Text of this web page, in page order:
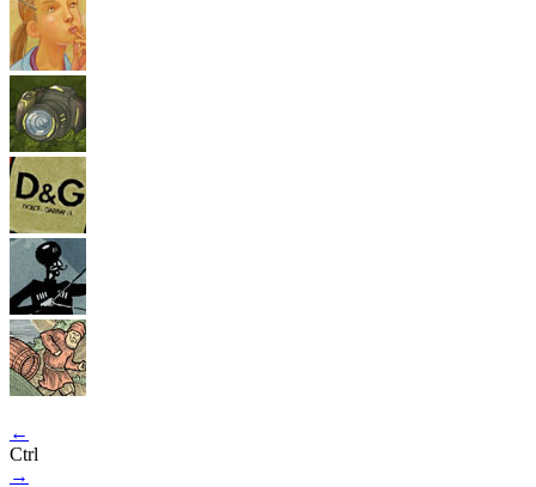
←
Ctrl
→